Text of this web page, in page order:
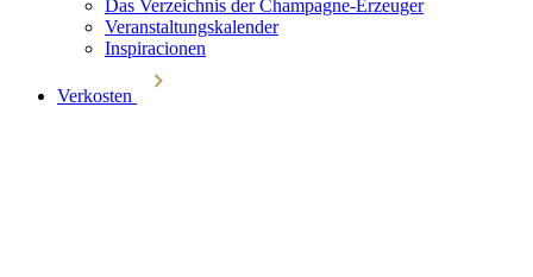
Das Verzeichnis der Champagne-Erzeuger
Veranstaltungskalender
Inspiracionen
Verkosten